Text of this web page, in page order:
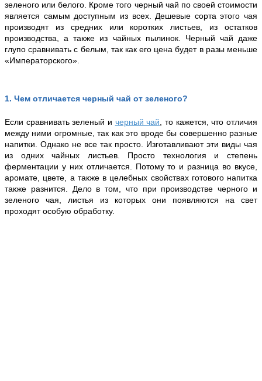
зеленого или белого. Кроме того черный чай по своей стоимости
является самым доступным из всех. Дешевые сорта этого чая
производят из средних или коротких листьев, из остатков
производства, а также из чайных пылинок. Черный чай даже
глупо сравнивать с белым, так как его цена будет в разы меньше
«Императорского».
1. Чем отличается черный чай от зеленого?
Если сравнивать зеленый и черный чай, то кажется, что отличия
между ними огромные, так как это вроде бы совершенно разные
напитки. Однако не все так просто. Изготавливают эти виды чая
из одних чайных листьев. Просто технология и степень
ферментации у них отличается. Потому то и разница во вкусе,
аромате, цвете, а также в целебных свойствах готового напитка
также разнится. Дело в том, что при производстве черного и
зеленого чая, листья из которых они появляются на свет
проходят особую обработку.